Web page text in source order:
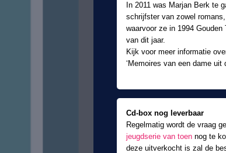
In 2011 was Marjan Berk te
schrijfster van zowel
waarvoor ze in 1994
van dit jaar.
Kijk voor meer informatie
‘Memoires van een dame uit
Cd-box nog leverbaar
Regelmatig wordt de vraag
jeugdserie van toen nog te
deze uitverkocht is zal de